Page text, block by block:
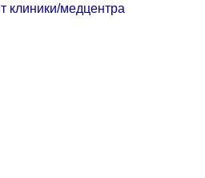
клиники/медцентра